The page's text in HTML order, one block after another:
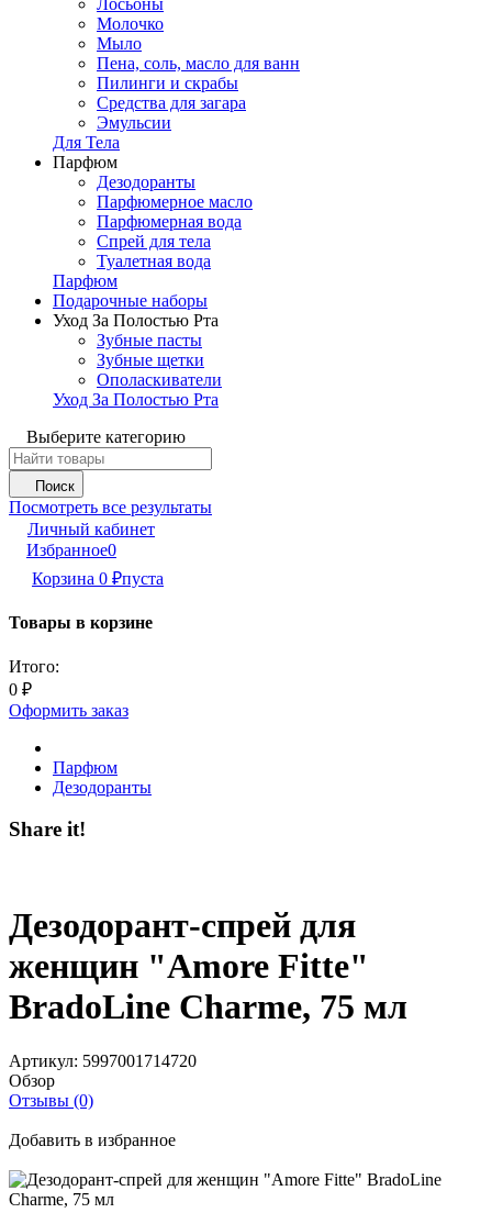
Лосьоны
Молочко
Мыло
Пена, соль, масло для ванн
Пилинги и скрабы
Средства для загара
Эмульсии
Для Тела
Парфюм
Дезодоранты
Парфюмерное масло
Парфюмерная вода
Спрей для тела
Туалетная вода
Парфюм
Подарочные наборы
Уход За Полостью Рта
Зубные пасты
Зубные щетки
Ополаскиватели
Уход За Полостью Рта
Выберите категорию
Поиск
Посмотреть все результаты
Личный кабинет
Избранное0
Корзина 0 ₽пуста
Товары в корзине
Итого:
0 ₽
Оформить заказ
Парфюм
Дезодоранты
Share it!
Дезодорант-спрей для
женщин "Amore Fitte"
BradoLine Charme, 75 мл
Артикул: 5997001714720
Обзор
Отзывы (0)
Добавить в избранное